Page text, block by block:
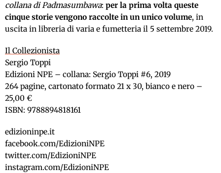
collana di Padmasumbawa: per la prima volta queste
cinque storie vengono raccolte in un unico volume, in
uscita in libreria di varia e fumetteria il 5 settembre 2019.
Il Collezionista
Sergio Toppi
Edizioni NPE – collana: Sergio Toppi #6, 2019
264 pagine, cartonato formato 21 x 30, bianco e nero –
25,00 €
ISBN: 9788894818161
edizioninpe.it
facebook.com/EdizioniNPE
twitter.com/EdizioniNPE
instagram.com/EdizioniNPE